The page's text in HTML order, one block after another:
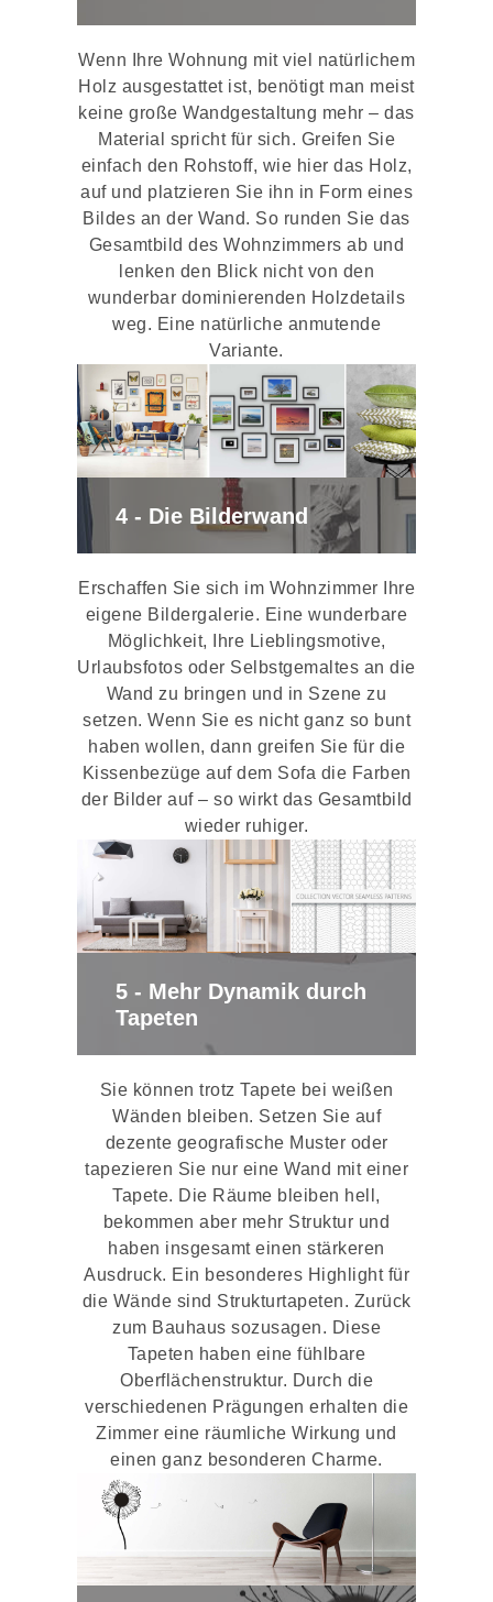
Wenn Ihre Wohnung mit viel natürlichem
Holz ausgestattet ist, benötigt man meist
keine große Wandgestaltung mehr – das
Material spricht für sich. Greifen Sie
einfach den Rohstoff, wie hier das Holz,
auf und platzieren Sie ihn in Form eines
Bildes an der Wand. So runden Sie das
Gesamtbild des Wohnzimmers ab und
lenken den Blick nicht von den
wunderbar dominierenden Holzdetails
weg. Eine natürliche anmutende
Variante.
4 - Die Bilderwand
Erschaffen Sie sich im Wohnzimmer Ihre
eigene Bildergalerie. Eine wunderbare
Möglichkeit, Ihre Lieblingsmotive,
Urlaubsfotos oder Selbstgemaltes an die
Wand zu bringen und in Szene zu
setzen. Wenn Sie es nicht ganz so bunt
haben wollen, dann greifen Sie für die
Kissenbezüge auf dem Sofa die Farben
der Bilder auf – so wirkt das Gesamtbild
wieder ruhiger.
5 - Mehr Dynamik durch
Tapeten
Sie können trotz Tapete bei weißen
Wänden bleiben. Setzen Sie auf
dezente geografische Muster oder
tapezieren Sie nur eine Wand mit einer
Tapete. Die Räume bleiben hell,
bekommen aber mehr Struktur und
haben insgesamt einen stärkeren
Ausdruck. Ein besonderes Highlight für
die Wände sind Strukturtapeten. Zurück
zum Bauhaus sozusagen. Diese
Tapeten haben eine fühlbare
Oberflächenstruktur. Durch die
verschiedenen Prägungen erhalten die
Zimmer eine räumliche Wirkung und
einen ganz besonderen Charme.